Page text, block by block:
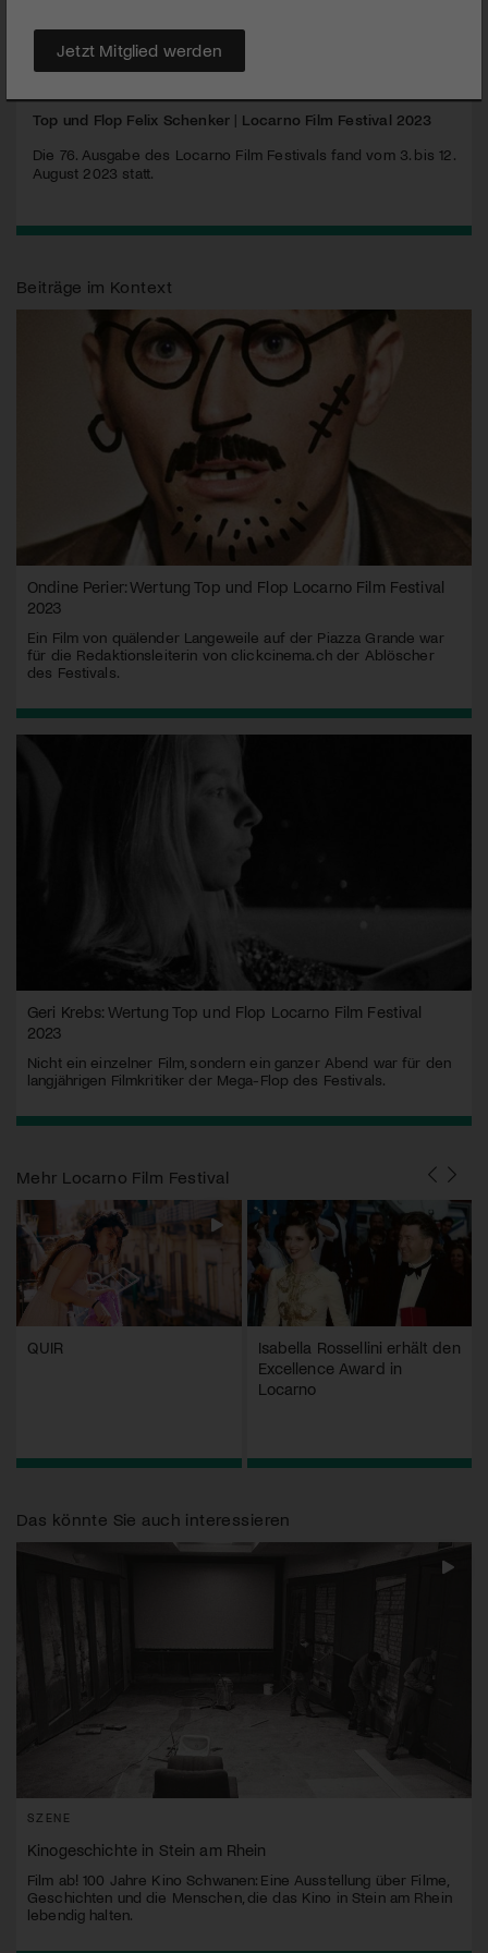
MEHR
Top und Flop Felix Schenker | Locarno Film Festival 2023
Die 76. Ausgabe des Locarno Film Festivals fand vom 3. bis 12.
August 2023 statt.
Beiträge im Kontext
Ondine Perier: Wertung Top und Flop Locarno Film Festival
2023
Ein Film von quälender Langeweile auf der Piazza Grande war
für die Redaktionsleiterin von clickcinema.ch der Ablöscher
des Festivals.
Geri Krebs: Wertung Top und Flop Locarno Film Festival
2023
Nicht ein einzelner Film, sondern ein ganzer Abend war für den
langjährigen Filmkritiker der Mega-Flop des Festivals.
Mehr Locarno Film Festival
QUIR
Isabella Rossellini erhält den
Excellence Award in
Locarno
Das könnte Sie auch interessieren
SZENE
Kinogeschichte in Stein am Rhein
Film ab! 100 Jahre Kino Schwanen: Eine Ausstellung über Filme,
Geschichten und die Menschen, die das Kino in Stein am Rhein
lebendig halten.
Jetzt Mitglied werden